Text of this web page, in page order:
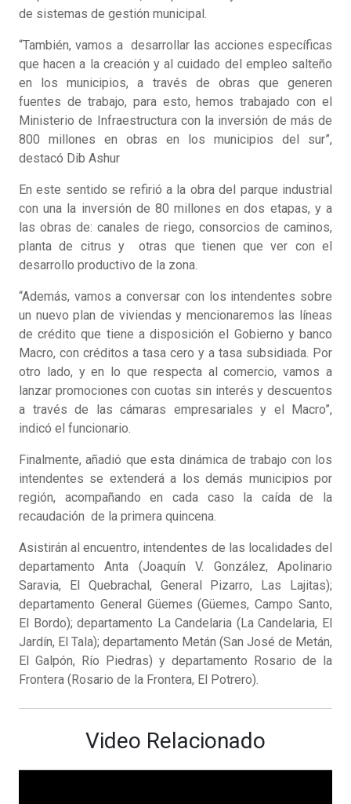
de sistemas de gestión municipal.
“También, vamos a desarrollar las acciones específicas
que hacen a la creación y al cuidado del empleo salteño
en los municipios, a través de obras que generen
fuentes de trabajo, para esto, hemos trabajado con el
Ministerio de Infraestructura con la inversión de más de
800 millones en obras en los municipios del sur”,
destacó Dib Ashur
En este sentido se refirió a la obra del parque industrial
con una la inversión de 80 millones en dos etapas, y a
las obras de: canales de riego, consorcios de caminos,
planta de citrus y otras que tienen que ver con el
desarrollo productivo de la zona.
“Además, vamos a conversar con los intendentes sobre
un nuevo plan de viviendas y mencionaremos las líneas
de crédito que tiene a disposición el Gobierno y banco
Macro, con créditos a tasa cero y a tasa subsidiada. Por
otro lado, y en lo que respecta al comercio, vamos a
lanzar promociones con cuotas sin interés y descuentos
a través de las cámaras empresariales y el Macro”,
indicó el funcionario.
Finalmente, añadió que esta dinámica de trabajo con los
intendentes se extenderá a los demás municipios por
región, acompañando en cada caso la caída de la
recaudación de la primera quincena.
Asistirán al encuentro, intendentes de las localidades del
departamento Anta (Joaquín V. González, Apolinario
Saravia, El Quebrachal, General Pizarro, Las Lajitas);
departamento General Güemes (Güemes, Campo Santo,
El Bordo); departamento La Candelaria (La Candelaria, El
Jardín, El Tala); departamento Metán (San José de Metán,
El Galpón, Río Piedras) y departamento Rosario de la
Frontera (Rosario de la Frontera, El Potrero).
Video Relacionado